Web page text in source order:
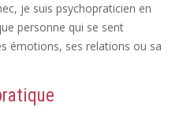
je suis psychopraticien en
personne qui se sent
émotions, ses relations ou sa